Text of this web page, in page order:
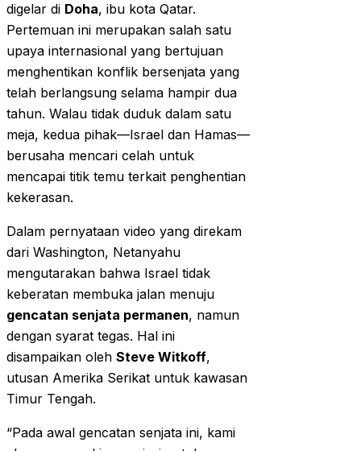
digelar di Doha, ibu kota Qatar.
Pertemuan ini merupakan salah satu
upaya internasional yang bertujuan
menghentikan konflik bersenjata yang
telah berlangsung selama hampir dua
tahun. Walau tidak duduk dalam satu
meja, kedua pihak—Israel dan Hamas—
berusaha mencari celah untuk
mencapai titik temu terkait penghentian
kekerasan.
Dalam pernyataan video yang direkam
dari Washington, Netanyahu
mengutarakan bahwa Israel tidak
keberatan membuka jalan menuju
gencatan senjata permanen, namun
dengan syarat tegas. Hal ini
disampaikan oleh Steve Witkoff,
utusan Amerika Serikat untuk kawasan
Timur Tengah.
“Pada awal gencatan senjata ini, kami